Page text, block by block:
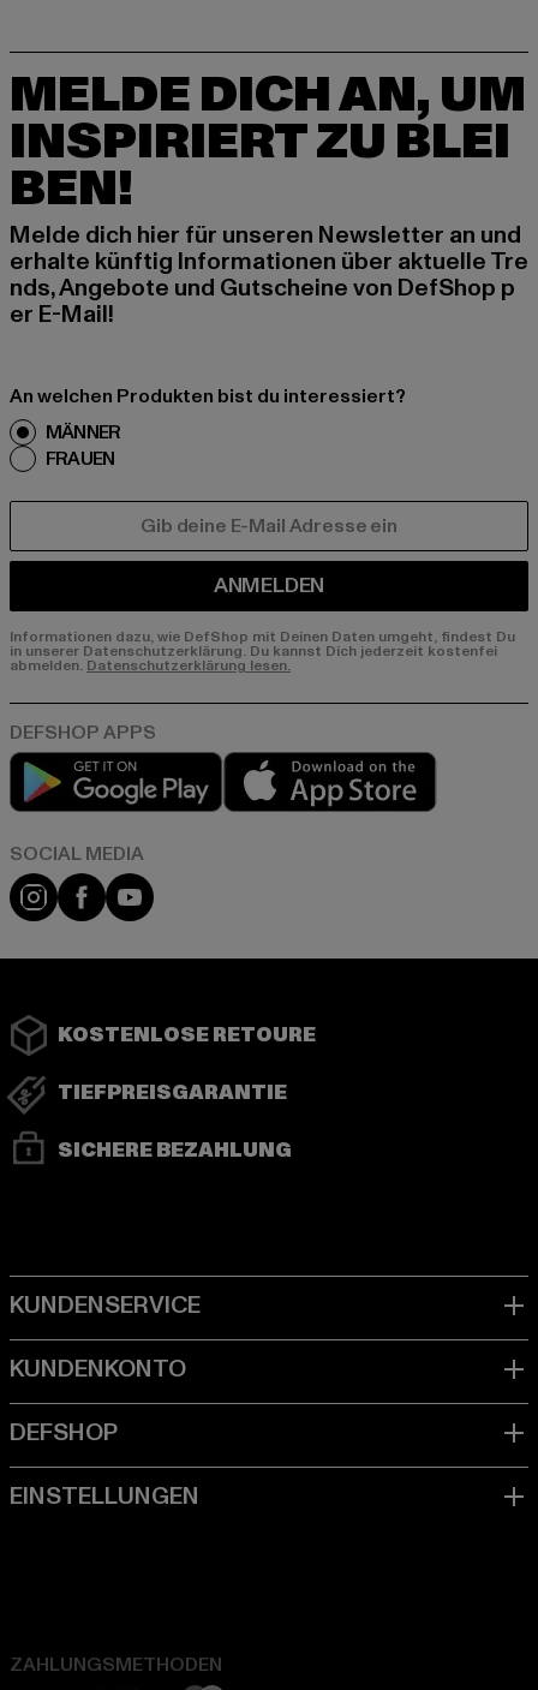
MELDE DICH AN, UM
INSPIRIERT ZU BLEI
BEN!
Melde dich hier für unseren Newsletter an und
erhalte künftig Informationen über aktuelle Tre
nds, Angebote und Gutscheine von DefShop p
er E-Mail!
An welchen Produkten bist du interessiert?
MÄNNER
FRAUEN
ANMELDEN
Informationen dazu, wie DefShop mit Deinen Daten umgeht, findest Du
in unserer Datenschutzerklärung. Du kannst Dich jederzeit kostenfei
abmelden. Datenschutzerklärung lesen.
Play market
Instagram
FacebookYouTube
KOSTENLOSE RETOURE
TIEFPREISGARANTIE
SICHERE BEZAHLUNG
ZAHLUNGSMETHODEN